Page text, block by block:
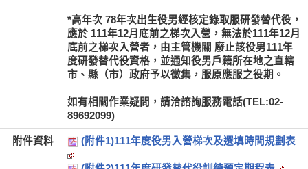
*高年次 78年次出生役男經核定錄取服研發替代役，
應於 111年12月底前之梯次入營，無法於111年12月
底前之梯次入營者，由主管機關 廢止該役男111年
度研發替代役資格 ，並通知役男戶籍所在地之直轄
市、縣（市）政府予以徵集，服原應服之役期。
如有相關作業疑問，請洽諮詢服務電話(TEL:02-
89692099)
附件資料 (附件1)111年度役男入營梯次及選填時間規劃表